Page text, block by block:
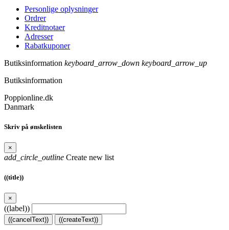
Personlige oplysninger
Ordrer
Kreditnotaer
Adresser
Rabatkuponer
Butiksinformation keyboard_arrow_down keyboard_arrow_up
Butiksinformation
Poppionline.dk
Danmark
Skriv på ønskelisten
×
add_circle_outline Create new list
((title))
×
((label))
((cancelText)) ((createText))